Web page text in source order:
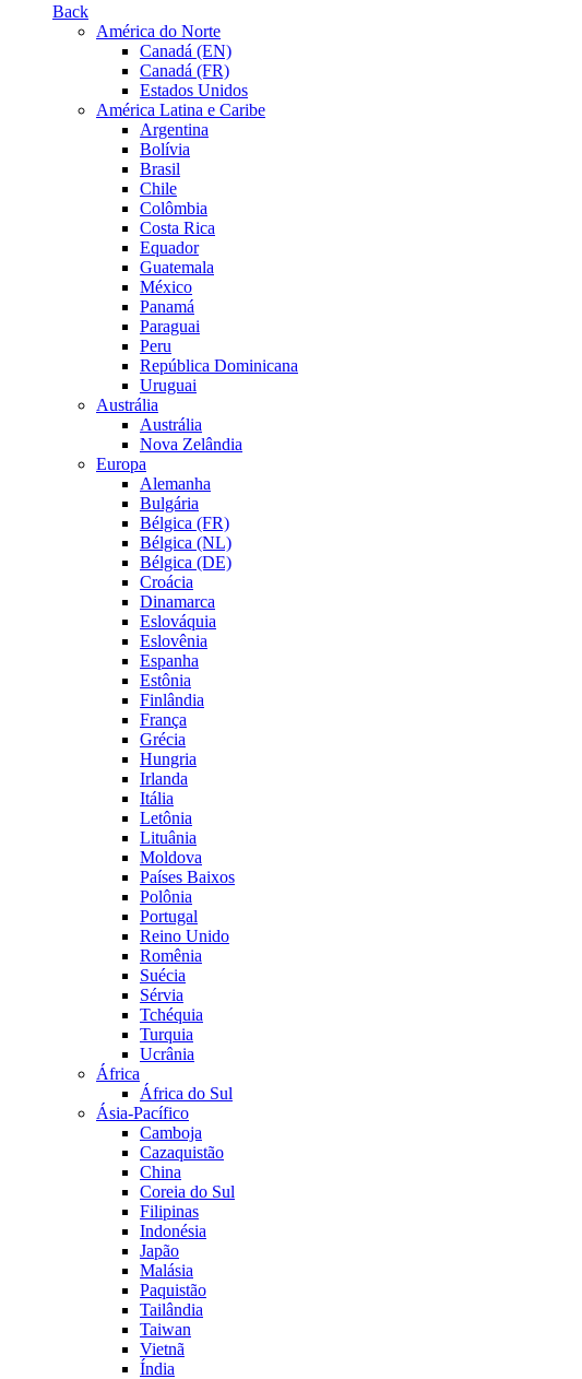
Back
América do Norte
Canadá (EN)
Canadá (FR)
Estados Unidos
América Latina e Caribe
Argentina
Bolívia
Brasil
Chile
Colômbia
Costa Rica
Equador
Guatemala
México
Panamá
Paraguai
Peru
República Dominicana
Uruguai
Austrália
Austrália
Nova Zelândia
Europa
Alemanha
Bulgária
Bélgica (FR)
Bélgica (NL)
Bélgica (DE)
Croácia
Dinamarca
Eslováquia
Eslovênia
Espanha
Estônia
Finlândia
França
Grécia
Hungria
Irlanda
Itália
Letônia
Lituânia
Moldova
Países Baixos
Polônia
Portugal
Reino Unido
Romênia
Suécia
Sérvia
Tchéquia
Turquia
Ucrânia
África
África do Sul
Ásia-Pacífico
Camboja
Cazaquistão
China
Coreia do Sul
Filipinas
Indonésia
Japão
Malásia
Paquistão
Tailândia
Taiwan
Vietnã
Índia